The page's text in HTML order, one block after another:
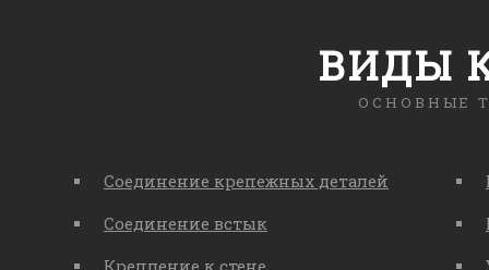
ВИДЫ
ОСНОВНЫЕ
Соединение крепежных деталей
Соединение встык